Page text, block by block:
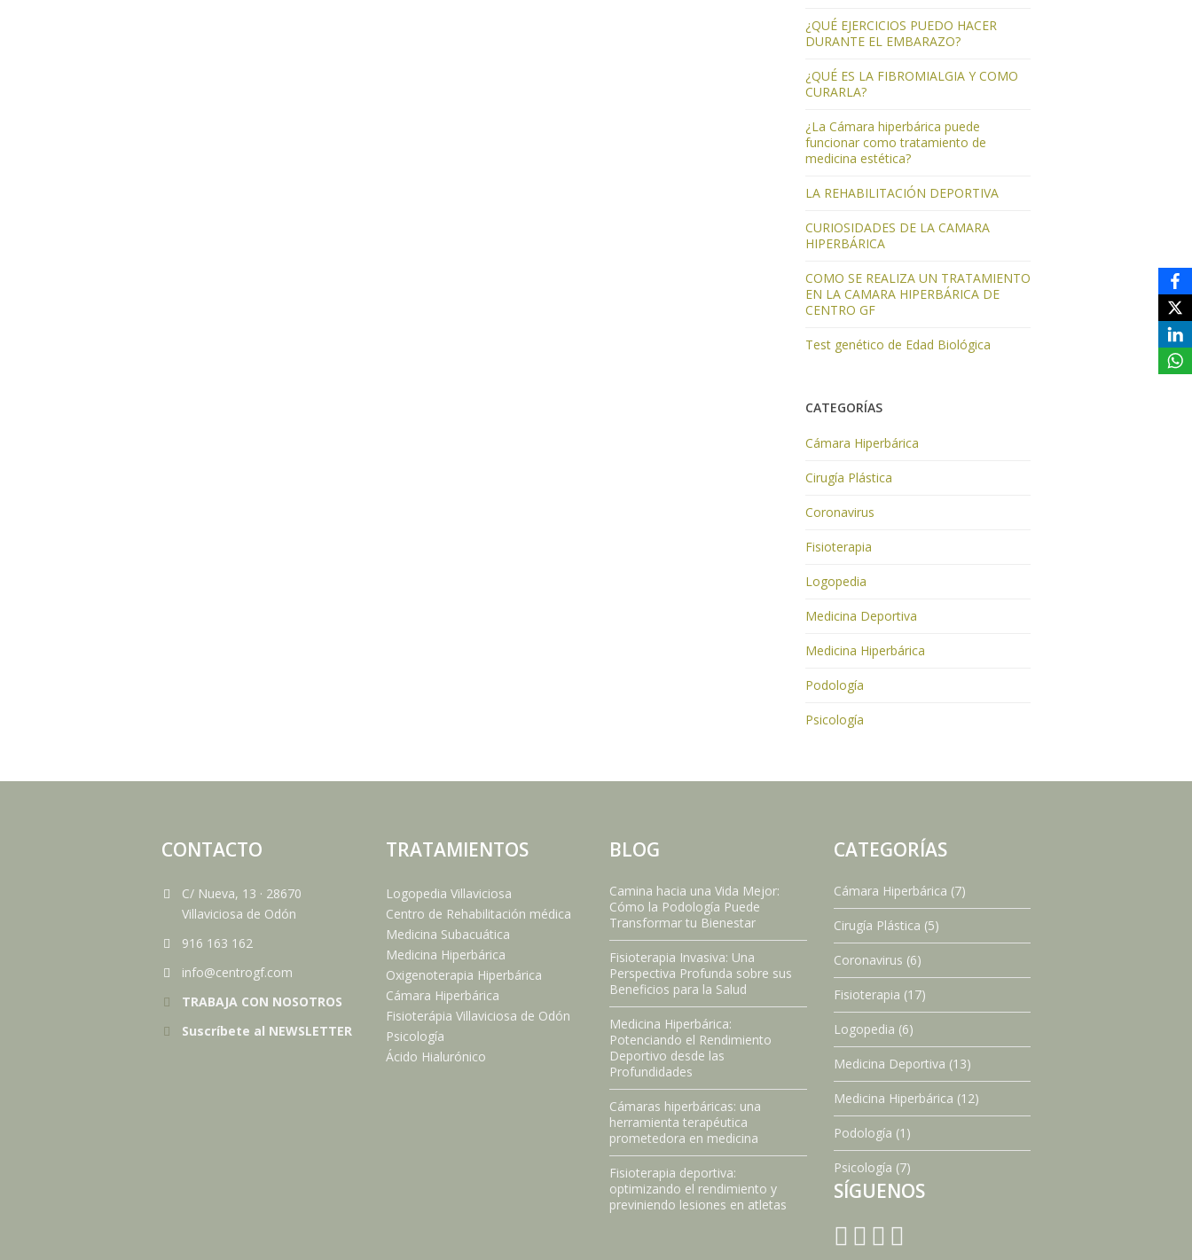
¿QUÉ EJERCICIOS PUEDO HACER
DURANTE EL EMBARAZO?
¿QUÉ ES LA FIBROMIALGIA Y COMO
CURARLA?
¿La Cámara hiperbárica puede
funcionar como tratamiento de
medicina estética?
LA REHABILITACIÓN DEPORTIVA
CURIOSIDADES DE LA CAMARA
HIPERBÁRICA
COMO SE REALIZA UN TRATAMIENTO
EN LA CAMARA HIPERBÁRICA DE
CENTRO GF
Test genético de Edad Biológica
CATEGORÍAS
Cámara Hiperbárica
Cirugía Plástica
Coronavirus
Fisioterapia
Logopedia
Medicina Deportiva
Medicina Hiperbárica
Podología
Psicología
CONTACTO
C/ Nueva, 13 · 28670
Villaviciosa de Odón
916 163 162
info@centrogf.com
TRABAJA CON NOSOTROS
Suscríbete al NEWSLETTER
TRATAMIENTOS
Logopedia Villaviciosa
Centro de Rehabilitación médica
Medicina Subacuática
Medicina Hiperbárica
Oxigenoterapia Hiperbárica
Cámara Hiperbárica
Fisioterápia Villaviciosa de Odón
Psicología
Ácido Hialurónico
BLOG
Camina hacia una Vida Mejor:
Cómo la Podología Puede
Transformar tu Bienestar
Fisioterapia Invasiva: Una
Perspectiva Profunda sobre sus
Beneficios para la Salud
Medicina Hiperbárica:
Potenciando el Rendimiento
Deportivo desde las
Profundidades
Cámaras hiperbáricas: una
herramienta terapéutica
prometedora en medicina
Fisioterapia deportiva:
optimizando el rendimiento y
previniendo lesiones en atletas
CATEGORÍAS
Cámara Hiperbárica (7)
Cirugía Plástica (5)
Coronavirus (6)
Fisioterapia (17)
Logopedia (6)
Medicina Deportiva (13)
Medicina Hiperbárica (12)
Podología (1)
Psicología (7)
SÍGUENOS